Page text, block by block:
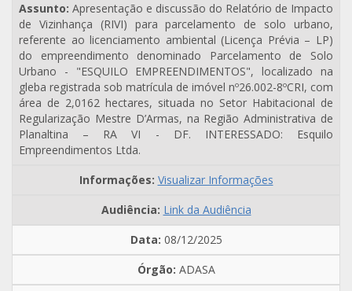
Apresentação e discussão do Relatório de Impacto
de Vizinhança (RIVI) para parcelamento de solo urbano,
referente ao licenciamento ambiental (Licença Prévia – LP)
do empreendimento denominado Parcelamento de Solo
Urbano - "ESQUILO EMPREENDIMENTOS", localizado na
gleba registrada sob matrícula de imóvel nº26.002-8ºCRI, com
área de 2,0162 hectares, situada no Setor Habitacional de
Regularização Mestre D’Armas, na Região Administrativa de
Planaltina – RA VI - DF. INTERESSADO: Esquilo
Empreendimentos Ltda.
Visualizar Informações
Link da Audiência
08/12/2025
ADASA